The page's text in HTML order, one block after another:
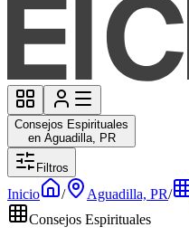
Consejos Espirituales
en Aguadilla, PR
Filtros
Inicio / Aguadilla, PR/
Consejos Espirituales